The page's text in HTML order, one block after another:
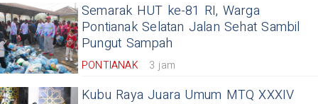
Semarak HUT ke-81 RI, Warga
Pontianak Selatan Jalan Sehat Sambil
Pungut Sampah
PONTIANAK 3 jam
Kubu Raya Juara Umum MTQ XXXIV